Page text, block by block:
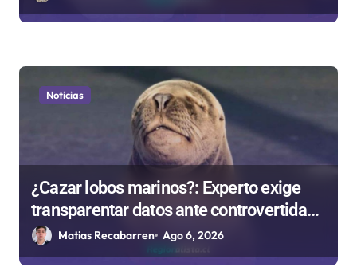
Noticias
¿Cazar lobos marinos?: Experto exige
transparentar datos ante controvertida
medida que evalúa el Gobierno
Matias Recabarren Ago 6, 2026